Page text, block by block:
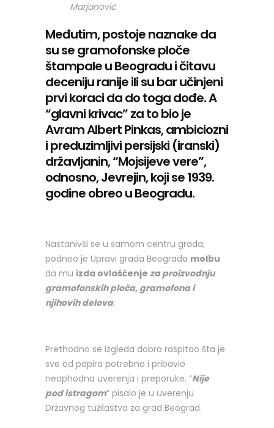
Marjanović
Međutim, postoje naznake da
su se gramofonske ploče
štampale u Beogradu i čitavu
deceniju ranije ili su bar učinjeni
prvi koraci da do toga dođe. A
“glavni krivac” za to bio je
Avram Albert Pinkas, ambiciozni
i preduzimljivi persijski (iranski)
državljanin, “Mojsijeve vere”,
odnosno, Jevrejin, koji se 1939.
godine obreo u Beogradu.
Nastanivši se u samom centru grada,
podneo je Upravi grada Beograda molbu
da mu izda ovlašćenje za proizvodnju
gramofonskih ploča, gramofona i
njihovih delova.
Prethodno se izgleda dobro raspitao šta je
sve od papira potrebno i pribavio
neophodna uverenja i preporuke. “Nije
pod istragom” pisalo je u uverenju
Državnog tužilaštva za grad Beograd.